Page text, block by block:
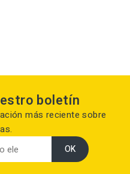
boletín
más reciente sobre